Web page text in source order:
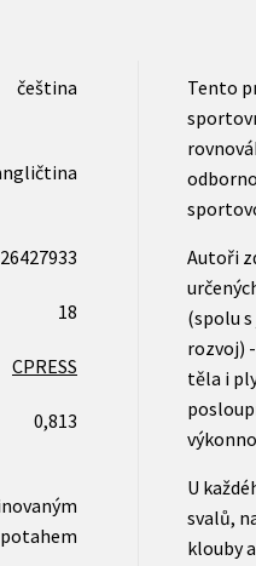
čeština
18
CPRESS
0,813
potahem
Tento
Autoři
(spolu
rozvoj)
těla i
U
svalů,
klouby